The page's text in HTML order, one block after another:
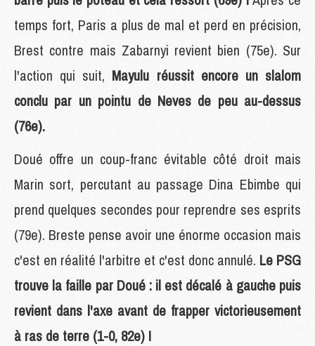
temps fort, Paris a plus de mal et perd en précision,
Brest contre mais Zabarnyi revient bien (75e). Sur
l'action qui suit, Mayulu réussit encore un slalom
conclu par un pointu de Neves de peu au-dessus
(76e).
Doué offre un coup-franc évitable côté droit mais
Marin sort, percutant au passage Dina Ebimbe qui
prend quelques secondes pour reprendre ses esprits
(79e). Breste pense avoir une énorme occasion mais
c'est en réalité l'arbitre et c'est donc annulé. Le PSG
trouve la faille par Doué : il est décalé à gauche puis
revient dans l'axe avant de frapper victorieusement
à ras de terre (1-0, 82e) !